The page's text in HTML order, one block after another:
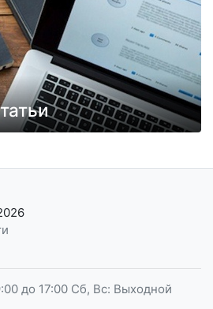
до 17:00 Сб, Вс: Выходной